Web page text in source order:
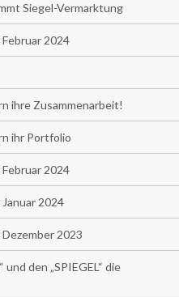
Siegel-Vermarktung
2024
ihre Zusammenarbeit!
ihr Portfolio
2024
2024
2023
den „SPIEGEL“ die